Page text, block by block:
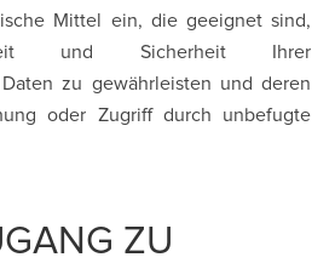
Mittel ein, die geeignet sind,
und Sicherheit Ihrer
zu gewährleisten und deren
oder Zugriff durch unbefugte
ZU